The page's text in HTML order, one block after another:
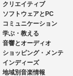
クリエイティブ
ソフトウェアとPC
コミュニケーション
学ぶ・教える
音響とオーディオ
ショッピング・メンテ
インディーズ
地域別音楽情報